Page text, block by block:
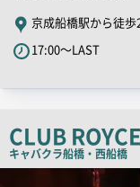
PR
キ
ャ
ピ
ー
京成船橋駅から徒歩
17:00～LAST
CLUB ROYCE
キャバクラ船橋・西船橋
店